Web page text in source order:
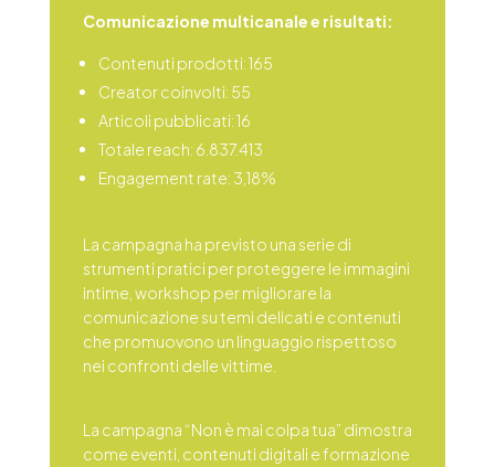
Comunicazione multicanale e risultati:
Contenuti prodotti: 165
Creator coinvolti: 55
Articoli pubblicati: 16
Totale reach: 6.837.413
Engagement rate: 3,18%
La campagna ha previsto una serie di
strumenti pratici per proteggere le immagini
intime, workshop per migliorare la
comunicazione su temi delicati e contenuti
che promuovono un linguaggio rispettoso
nei confronti delle vittime.
La campagna “Non è mai colpa tua” dimostra
come eventi, contenuti digitali e formazione